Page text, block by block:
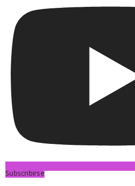
Subscribirse